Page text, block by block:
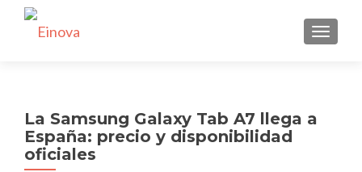
La Samsung Galaxy Tab A7 llega a
España: precio y disponibilidad
oficiales